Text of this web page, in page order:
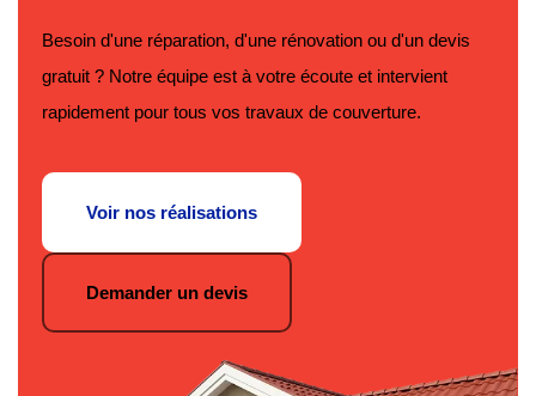
Besoin d'une réparation, d'une rénovation ou d'un devis
gratuit ? Notre équipe est à votre écoute et intervient
rapidement pour tous vos travaux de couverture.
Voir nos réalisations
Demander un devis